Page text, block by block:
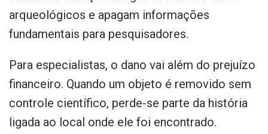
arqueológicos e apagam informações
fundamentais para pesquisadores.
Para especialistas, o dano vai além do prejuízo
financeiro. Quando um objeto é removido sem
controle científico, perde-se parte da história
ligada ao local onde ele foi encontrado.